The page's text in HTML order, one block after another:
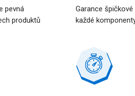
pevná
produktů
Garance špičkové
každé